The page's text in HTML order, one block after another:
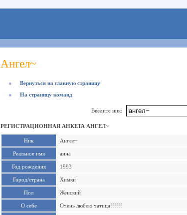
Ангел~
●
Вернуться на главную страницу
●
На страницу команд
Введите ник:
РЕГИСТРАЦИОННАЯ АНКЕТА АНГЕЛ~
Ник Ангел~
Реальное имя анна
Год рождения 1993
Город/страна Химки
Пол Женский
О себе Очень люблю чатица!!!!!!